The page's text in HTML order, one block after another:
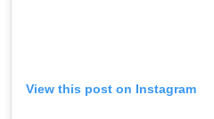
View this post on Instagram